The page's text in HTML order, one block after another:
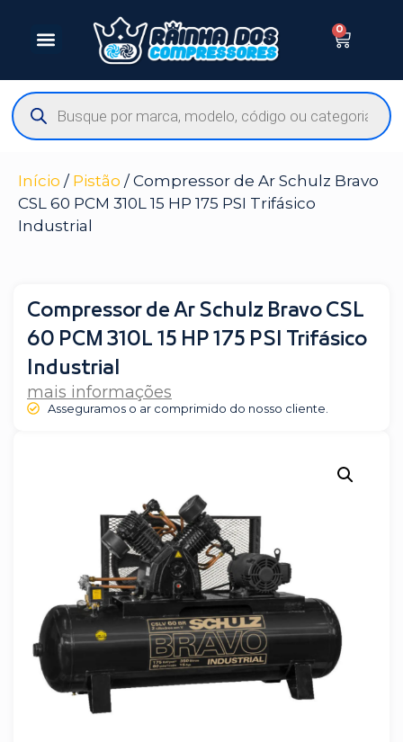
0
Início / Pistão / Compressor de Ar Schulz Bravo
CSL 60 PCM 310L 15 HP 175 PSI Trifásico
Industrial
Compressor de Ar Schulz Bravo CSL
60 PCM 310L 15 HP 175 PSI Trifásico
Industrial
mais informações
Asseguramos o ar comprimido do nosso cliente.